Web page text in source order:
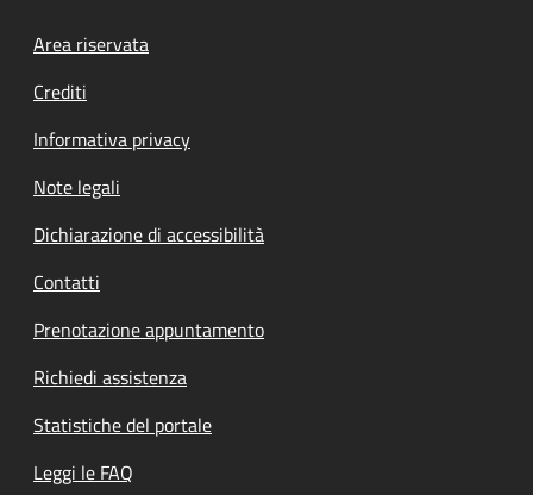
Footer menu
Area riservata
Crediti
Informativa privacy
Note legali
Dichiarazione di accessibilità
Contatti
Prenotazione appuntamento
Richiedi assistenza
Statistiche del portale
Leggi le FAQ